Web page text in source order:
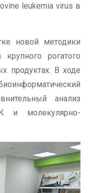
leukemia virus в
новой методики
рогатого
продуктах. В ходе
анализ
и молекулярно-